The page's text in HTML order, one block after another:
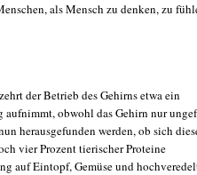
als Mensch zu denken, zu
der Betrieb des Gehirns etwa ein
aufnimmt, obwohl das Gehirn nur
herausgefunden werden, ob sich
vier Prozent tierischer Proteine
auf Eintopf, Gemüse und